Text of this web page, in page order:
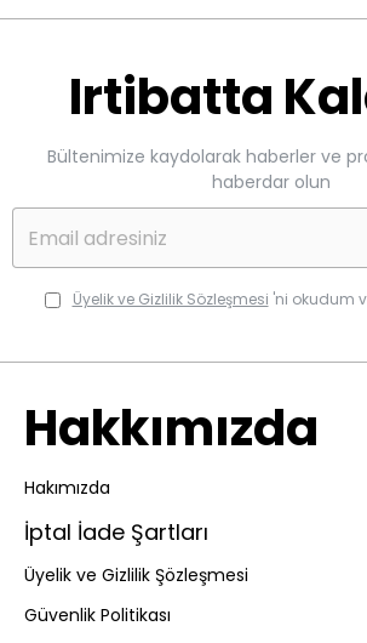
Irtibatta
Bültenimize kaydolarak haberler ve
haberdar olun
Üyelik ve Gizlilik Sözleşmesi 'ni okudum
Hakkımızda
Hakımızda
İptal İade Şartları
Üyelik ve Gizlilik Şözleşmesi
Güvenlik Politikası